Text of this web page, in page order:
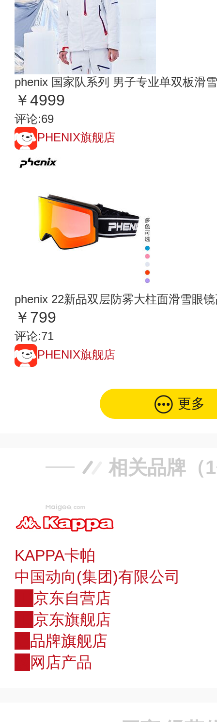
phenix 国家队系列 男子专业单双板滑
￥4999
评论:69
PHENIX旗舰店
phenix 22新品双层防雾大柱面滑雪眼
￥799
评论:71
PHENIX旗舰店
更多
相关品牌（
KAPPA卡帕
中国动向(集团)有限公司
京东自营店
京东旗舰店
品牌旗舰店
网店产品